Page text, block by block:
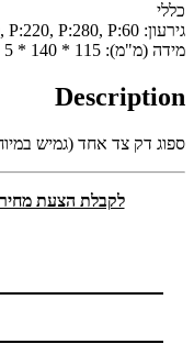
כללי
גירעון: P:220, P:280, P:60
מידה (מ"מ): 115 * 140 * 5
Description
ספוג דק צד אחד (גמיש
לקבלת הצעת